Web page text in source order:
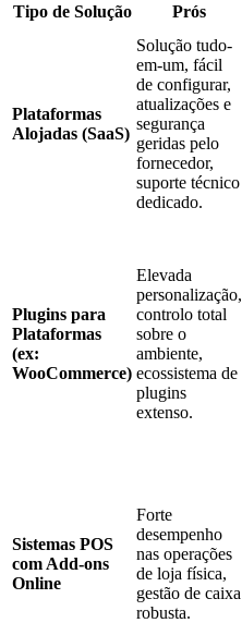
Tipo de Solução Prós
Plataformas
Alojadas (SaaS)
Solução tudo-
em-um, fácil
de configurar,
atualizações e
segurança
geridas pelo
fornecedor,
suporte técnico
dedicado.
Plugins para
Plataformas
(ex:
WooCommerce)
Elevada
personalização,
controlo total
sobre o
ambiente,
ecossistema de
plugins
extenso.
Sistemas POS
com Add-ons
Online
Forte
desempenho
nas operações
de loja física,
gestão de caixa
robusta.